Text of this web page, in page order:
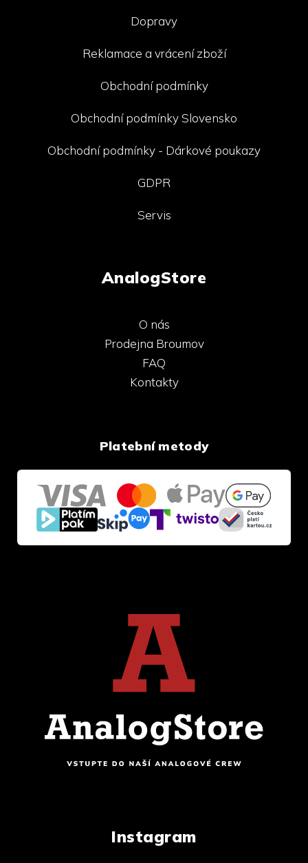
Dopravy
Reklamace a vrácení zboží
Obchodní podmínky
Obchodní podmínky Slovensko
Obchodní podmínky - Dárkové poukazy
GDPR
Servis
AnalogStore
O nás
Prodejna Broumov
FAQ
Kontakty
Platební metody
Instagram